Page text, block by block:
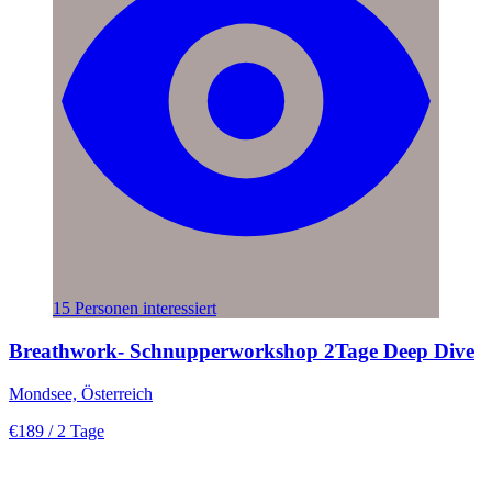
15 Personen interessiert
Breathwork- Schnupperworkshop 2Tage Deep Dive
Mondsee, Österreich
€189 / 2 Tage